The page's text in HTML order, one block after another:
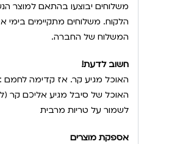
משלוחים יבוצעו בהתאם למוצר
הלקוח. משלוחים מתקיימים בימי
המשלוח של החברה.
חשוב לדעת!
האוכל מגיע קר. אז קדימה לחמם
האוכל של סיבל מגיע אליכם קר
לשמור על טריות מרבית
אספקת מוצרים